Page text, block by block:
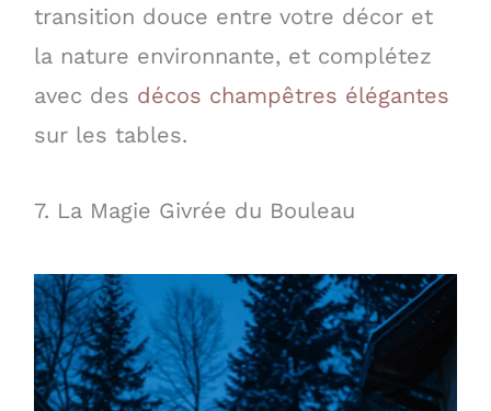
transition douce entre votre décor et
la nature environnante, et complétez
avec des décos champêtres élégantes
sur les tables.
7. La Magie Givrée du Bouleau